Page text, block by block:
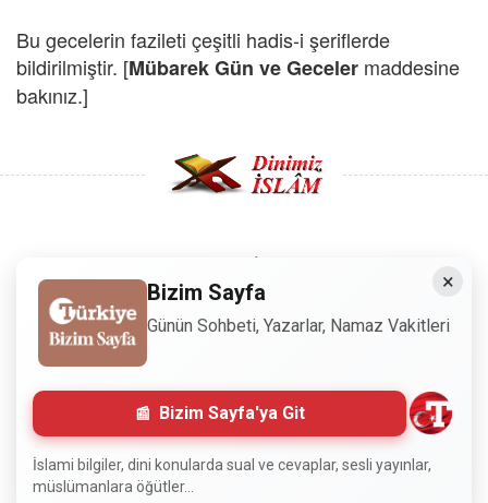
Bu gecelerin fazileti çeşitli hadis-i şeriflerde
bildirilmiştir. [Mübarek Gün ve Geceler maddesine
bakınız.]
Copyright © 2008 - Dinimiz İslam. Her Hakkı Saklıdır.
Sitemizdeki bilgiler, bütün insanların istifadesi için
hazırlanmıştır. Orijinaline sadık kalmak şartıyla, izin
almaya gerek kalmadan, herkes istediği gibi alıp istifade
edebilir.
Normal Siteyi Göster
×
Bizim Sayfa
Günün Sohbeti, Yazarlar, Namaz Vakitleri
Bizim Sayfa'ya Git
İslami bilgiler, dini konularda sual ve cevaplar, sesli yayınlar,
müslümanlara öğütler...